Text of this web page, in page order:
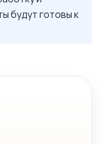
будут готовы к